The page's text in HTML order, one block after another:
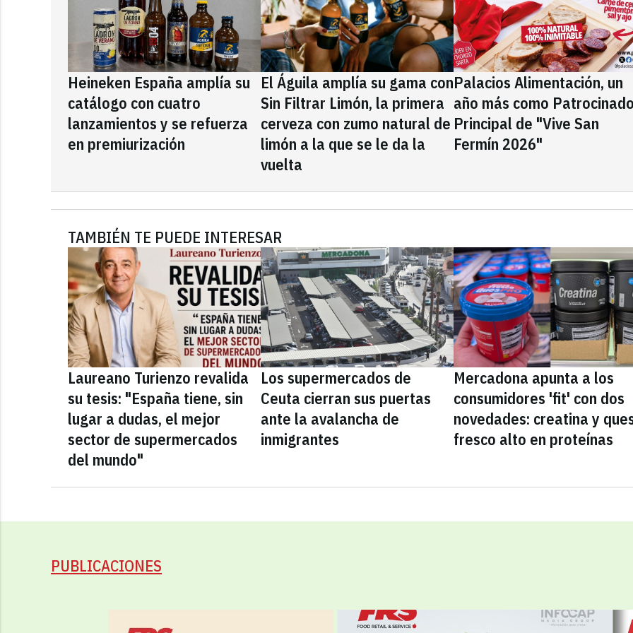
Heineken España amplía su
catálogo con cuatro
lanzamientos y se refuerza
en premiurización
El Águila amplía su gama con
Sin Filtrar Limón, la primera
cerveza con zumo natural de
limón a la que se le da la
vuelta
Palacios Alimentación, un
año más como
Principal de "Vive San
Fermín 2026"
TAMBIÉN TE PUEDE INTERESAR
Laureano Turienzo revalida
su tesis: "España tiene, sin
lugar a dudas, el mejor
sector de supermercados
del mundo"
Los supermercados de
Ceuta cierran sus puertas
ante la avalancha de
inmigrantes
Mercadona apunta a los
consumidores 'fit' con dos
novedades: creatina y
fresco alto en proteínas
PUBLICACIONES